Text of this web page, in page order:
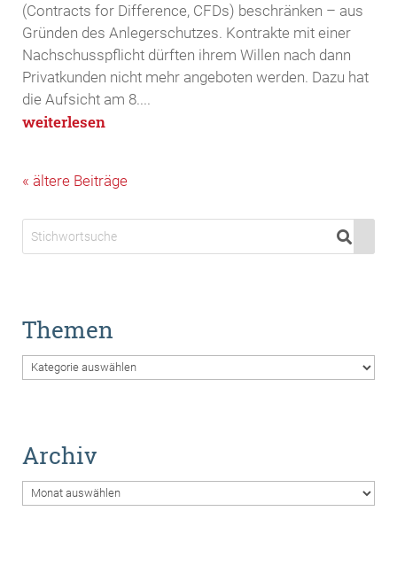
(Contracts for Difference, CFDs) beschränken – aus
Gründen des Anlegerschutzes. Kontrakte mit einer
Nachschusspflicht dürften ihrem Willen nach dann
Privatkunden nicht mehr angeboten werden. Dazu hat
die Aufsicht am 8....
weiterlesen
« Older Entries
Themen
Themen
Archiv
Archiv